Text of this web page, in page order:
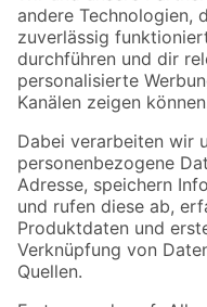
Zur Newsletter
Folge uns
Zahlungsarten
Sicher einkaufen